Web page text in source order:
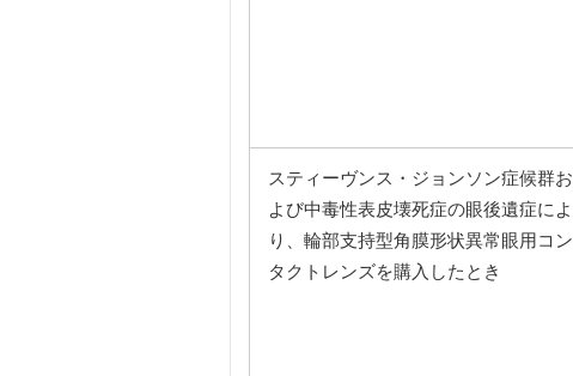
スティーヴンス・ジョンソン症候群お
よび中毒性表皮壊死症の眼後遺症によ
り、輪部支持型角膜形状異常眼用コン
タクトレンズを購入したとき